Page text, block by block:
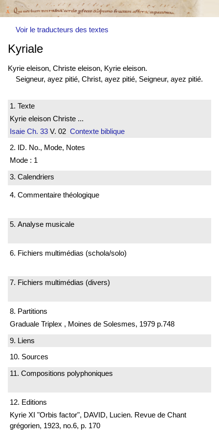
Voir le traducteurs des textes
Kyriale
Kyrie eleison, Christe eleison, Kyrie eleison.
Seigneur, ayez pitié, Christ, ayez pitié, Seigneur, ayez pitié.
1. Texte
Kyrie eleison Christe ...
Isaie Ch. 33 V. 02 Contexte biblique
2. ID. No., Mode, Notes
Mode : 1
3. Calendriers
4. Commentaire théologique
5. Analyse musicale
6. Fichiers multimédias (schola/solo)
7. Fichiers multimédias (divers)
8. Partitions
Graduale Triplex , Moines de Solesmes, 1979 p.748
9. Liens
10. Sources
11. Compositions polyphoniques
12. Editions
Kyrie XI "Orbis factor", DAVID, Lucien. Revue de Chant
grégorien, 1923, no.6, p. 170